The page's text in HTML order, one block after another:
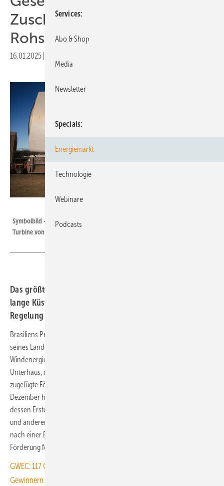
Zuschüsse für fossile
Rohstoffe
16.01.2025
Symbolbild – Gondel für Prototypanlage der Offshore-Windenergie-
Turbine von Siemens Gamesa SG 14-236, 2022.
Das größte Land Südamerikas will seine 7.400 Kilometer
lange Küstenlinie für Meereswindkraft öffnen. Die
Regelung des riesigen Marktes erfolgt.
Brasiliens Präsident hat ein jüngst vom Oberhaus des Parlamentes
seines Landes verabschiedetes Gesetz zur Ausweisung von Offshore-
Windenergie-Zonen in Kraft gesetzt. Zugleich wies er die vom
Unterhaus, der Abgeordnetenkammer, dem ursprünglichen Entwurf
zugefügte Förderung von fossilen Rohstoffen durch ein Veto ab. Im
Dezember hatte der Senat, das Oberhaus, dem Gesetz zugestimmt,
dessen Erstentwurf von 2021 nur die Förderung von Meereswindkraft
und anderer Erneuerbare-Energien-Nutzung im Meer vorsah jedoch
nach einer Bearbeitung in der Abgeordnetenkammer auch die
Förderung fossiler Rohstoffe enthielt. Das Veto war erwartet worden.
GWEC: 117 Gigawatt neue Windkraft weltweit – dank nur acht
Gewinnern
Services
Abo & Shop
Media
Newsletter
Specials
Energiemarkt
Technologie
Webinare
Podcasts